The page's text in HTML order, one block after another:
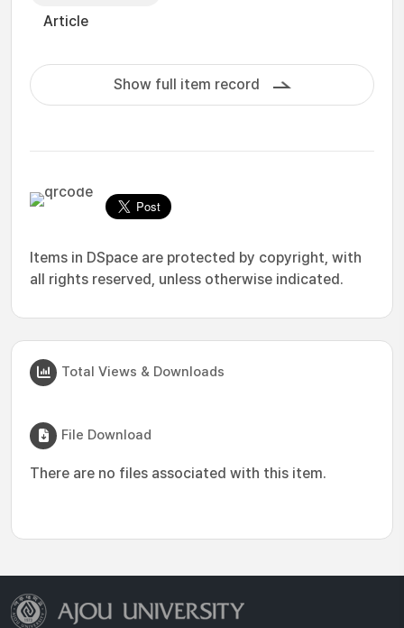
Article
Show full item record
Items in DSpace are protected by copyright, with
all rights reserved, unless otherwise indicated.
Total Views & Downloads
File Download
There are no files associated with this item.